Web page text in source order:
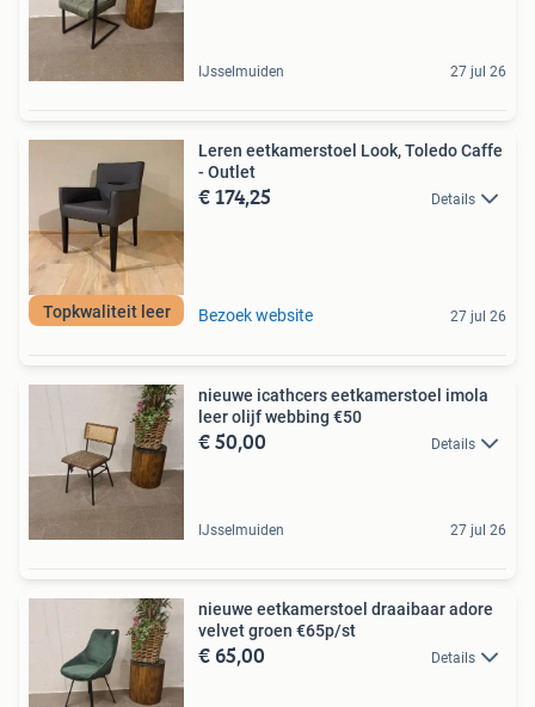
IJsselmuiden 27 jul 26
Topkwaliteit leer
Leren eetkamerstoel Look, Toledo Caffe
- Outlet
€ 174,25 Details
Bezoek website 27 jul 26
nieuwe icathcers eetkamerstoel imola
leer olijf webbing €50
€ 50,00 Details
IJsselmuiden 27 jul 26
nieuwe eetkamerstoel draaibaar adore
velvet groen €65p/st
€ 65,00 Details